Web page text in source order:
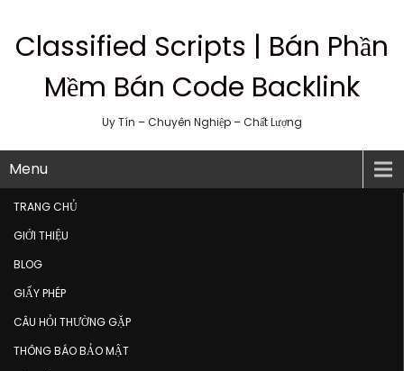
Classified Scripts | Bán Phần
Mềm Bán Code Backlink
Uy Tín – Chuyên Nghiệp – Chất Lượng
Menu
TRANG CHỦ
GIỚI THIỆU
BLOG
GIẤY PHÉP
CÂU HỎI THƯỜNG GẶP
THÔNG BÁO BẢO MẬT